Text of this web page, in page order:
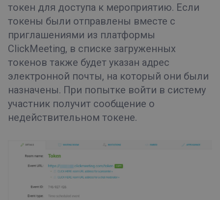
токен для доступа к мероприятию. Если
токены были отправлены вместе с
приглашениями из платформы
ClickMeeting, в списке загруженных
токенов также будет указан адрес
электронной почты, на который они были
назначены. При попытке войти в систему
участник получит сообщение о
недействительном токене.